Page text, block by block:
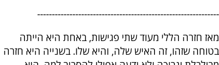
--------------------------------------------------------------
מאז חזרה הללי מעוד שתי פגישות, באחת היא הייתה
בטוחה שזהו, זה האיש שלה, והיא שלו. בשנייה היא חזרה